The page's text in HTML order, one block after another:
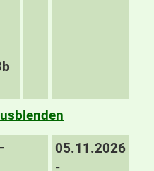
05.11.2026
-